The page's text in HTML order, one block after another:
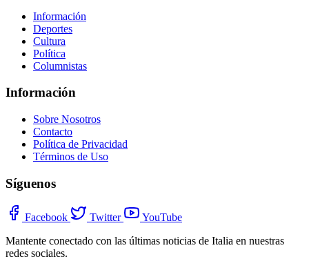
Información
Deportes
Cultura
Política
Columnistas
Información
Sobre Nosotros
Contacto
Política de Privacidad
Términos de Uso
Síguenos
Facebook Twitter
YouTube
Mantente conectado con las últimas noticias de Italia en nuestras
redes sociales.